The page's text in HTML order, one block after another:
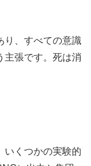
り、すべての意識
主張です。死は消
いくつかの実験的